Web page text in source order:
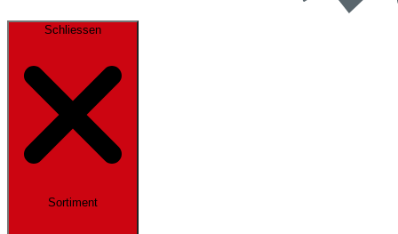
Schliessen
Sortiment